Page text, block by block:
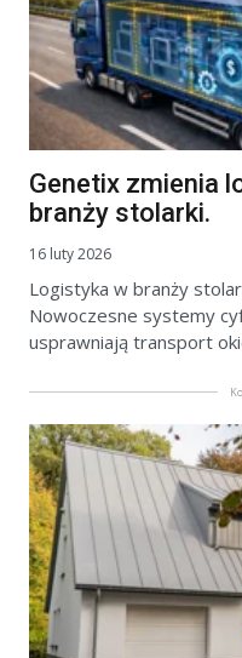
Genetix zmienia
branży stolarki.
16 luty 2026
Logistyka w branży
Nowoczesne systemy
usprawniają transport